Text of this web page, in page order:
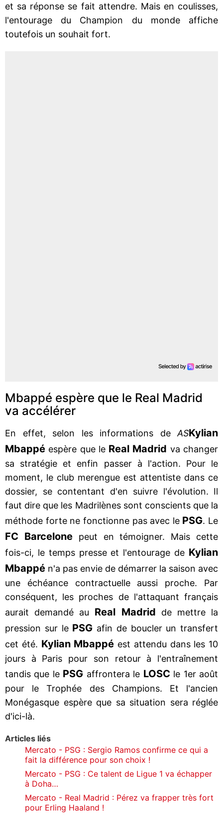
et sa réponse se fait attendre. Mais en coulisses,
l'entourage du Champion du monde affiche
toutefois un souhait fort.
Mbappé espère que le Real Madrid
va accélérer
En effet, selon les informations de ASKylian
Mbappé espère que le Real Madrid va changer
sa stratégie et enfin passer à l'action. Pour le
moment, le club merengue est attentiste dans ce
dossier, se contentant d'en suivre l'évolution. Il
faut dire que les Madrilènes sont conscients que la
méthode forte ne fonctionne pas avec le PSG. Le
FC Barcelonepeut en témoigner. Mais cette
fois-ci, le temps presse et l'entourage de Kylian
Mbappé n'a pas envie de démarrer la saison avec
une échéance contractuelle aussi proche. Par
conséquent, les proches de l'attaquant français
aurait demandé au Real Madrid de mettre la
pression sur le PSG afin de boucler un transfert
cet été. Kylian Mbappé est attendu dans les 10
jours à Paris pour son retour à l'entraînement
tandis que le PSG affrontera le LOSC le 1er août
pour le Trophée des Champions. Et l'ancien
Monégasque espère que sa situation sera réglée
d'ici-là.
Articles liés
Mercato - PSG : Sergio Ramos confirme ce qui a
fait la différence pour son choix !
Mercato - PSG : Ce talent de Ligue 1 va échapper
à Doha…
Mercato - Real Madrid : Pérez va frapper très fort
pour Erling Haaland !